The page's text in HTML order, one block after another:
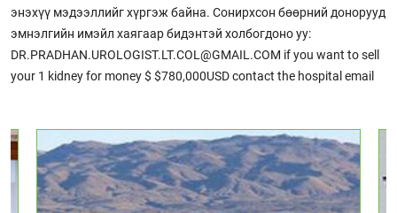
энэхүү мэдээллийг хүргэж байна. Сонирхсон бөөрний донорууд
эмнэлгийн имэйл хаягаар бидэнтэй холбогдоно уу:
DR.PRADHAN.UROLOGIST.LT.COL@GMAIL.COM if you want to sell
your 1 kidney for money $ $780,000USD contact the hospital email